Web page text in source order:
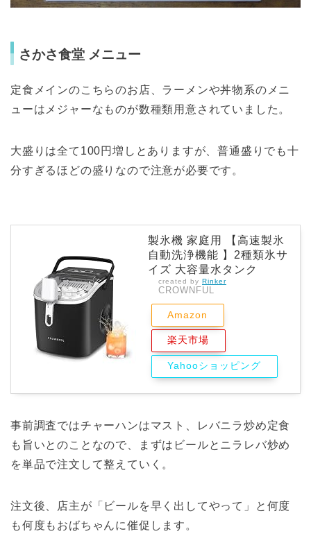
さかさ食堂 メニュー
定食メインのこちらのお店、ラーメンや丼物系のメニ
ューはメジャーなものが数種類用意されていました。
大盛りは全て100円増しとありますが、普通盛りでも十
分すぎるほどの盛りなので注意が必要です。
製氷機 家庭用 【高速製氷
自動洗浄機能 】2種類氷サ
イズ 大容量水タンク
created by Rinker
CROWNFUL
Amazon
楽天市場
Yahooショッピング
事前調査ではチャーハンはマスト、レバニラ炒め定食
も旨いとのことなので、まずはビールとニラレバ炒め
を単品で注文して整えていく。
注文後、店主が「ビールを早く出してやって」と何度
も何度もおばちゃんに催促します。